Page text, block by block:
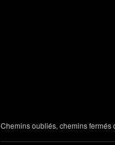
Chemins oubliés, chemins